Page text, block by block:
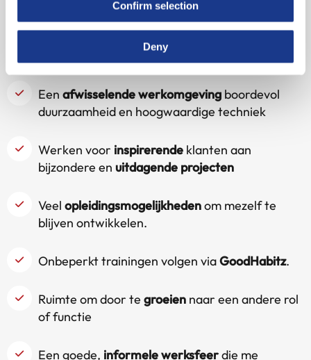
Confirm selection
Deny
marktconform salaris, deelname aan de
winstdelingsregeling en collectieve verzekeringen.
Maar waarom FireX vooral bij me past?
Een afwisselende werkomgeving boordevol
duurzaamheid en hoogwaardige techniek
Werken voor inspirerende klanten aan
bijzondere en uitdagende projecten
Veel opleidingsmogelijkhedenom mezelf te
blijven ontwikkelen.
Onbeperkt trainingen volgen viaGoodHabitz.
Ruimte om door te groeien naar een andere rol
of functie
Een goede, informele werksfeerdie me